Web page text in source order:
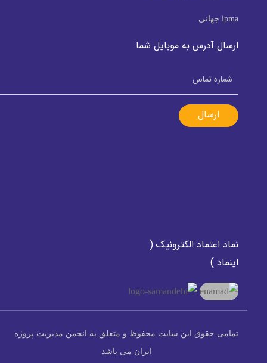
ipma جهانی
ارسال آدرس به موبایل شما
ارسال
نماد اعتماد الکترونیک (
اینماد )
تمامی حقوق این سایت محفوظ و متعلق به انجمن مدیریت پروژه
ایران می باشد